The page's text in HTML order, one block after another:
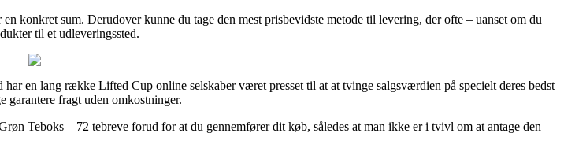
konkret sum. Derudover kunne du tage den mest prisbevidste metode til levering, der ofte – uanset om du
til et udleveringssted.
en lang række Lifted Cup online selskaber været presset til at at tvinge salgsværdien på specielt deres bedst
garantere fragt uden omkostninger.
Teboks – 72 tebreve forud for at du gennemfører dit køb, således at man ikke er i tvivl om at antage den